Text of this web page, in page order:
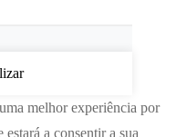
melhor experiência por
a consentir a sua